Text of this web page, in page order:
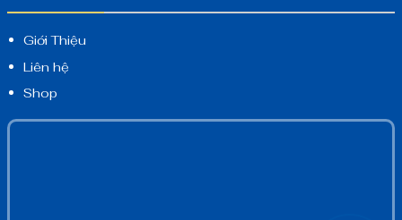
Giới Thiệu
Liên hệ
Shop